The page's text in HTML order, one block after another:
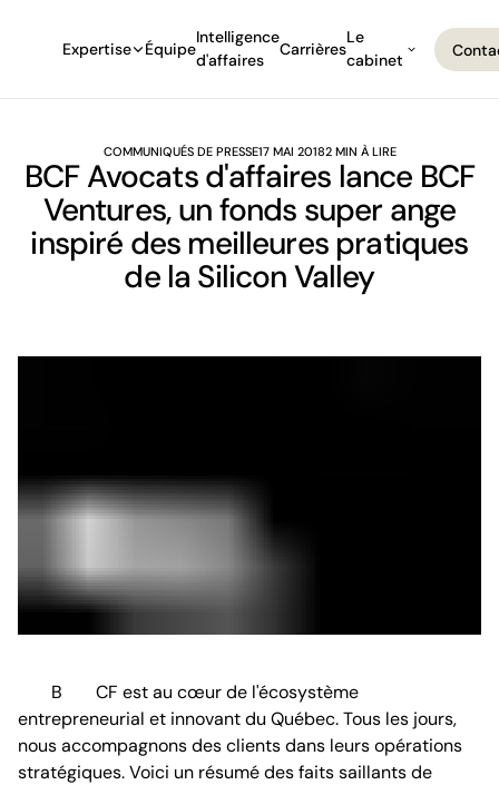
Expertise Équipe
Intelligence
d'affaires
Carrières
Le
cabinet
COMMUNIQUÉS DE PRESSE17 MAI 20182 MIN À LIRE
BCF Avocats d'affaires lance BCF
Ventures, un fonds super ange
inspiré des meilleures pratiques
de la Silicon Valley
BCF est au cœur de l'écosystème
entrepreneurial et innovant du Québec. Tous les jours,
nous accompagnons des clients dans leurs opérations
stratégiques. Voici un résumé des faits saillants de